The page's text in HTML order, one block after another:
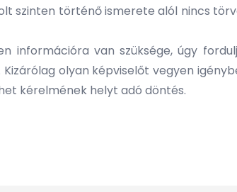
szinten történő ismerete alól nincs
információra van szüksége, úgy
olyan képviselőt vegyen
kérelmének helyt adó döntés.